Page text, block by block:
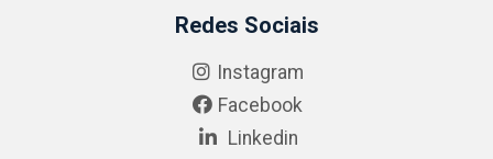
Redes Sociais
Instagram
Facebook
Linkedin